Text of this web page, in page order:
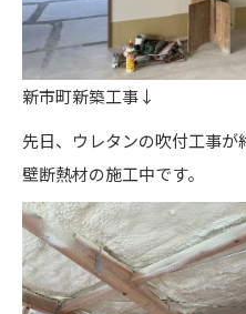
新市町新築工事↓
先日、ウレタンの吹付工事が
壁断熱材の施工中です。